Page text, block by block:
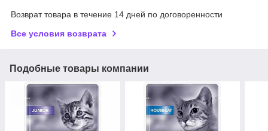
Возврат товара в течение 14 дней по договоренности
Все условия возврата
Подобные товары компании